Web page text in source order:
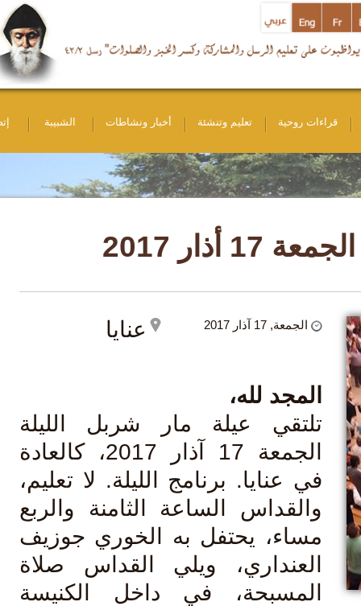
روحية تعليم وتنشئة أخبار ونشاطات الشبيبة إتصل بنا
2017
الجمعة, 17 آذار 2017 عنايا
لله،
عيلة مار شربل الليلة
الجمعة 17 آذار 2017، كالعادة
عنايا. برنامج الليلة. لا تعليم،
الساعة الثامنة والربع
يحتفل به الخوري جوزيف
ويلي القداس صلاة
في داخل الكنيسة